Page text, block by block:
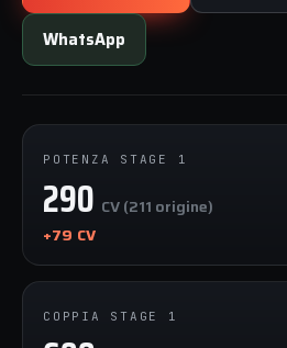
WhatsApp
POTENZA STAGE 1
290 CV (211 origine)
+79 CV
COPPIA STAGE 1